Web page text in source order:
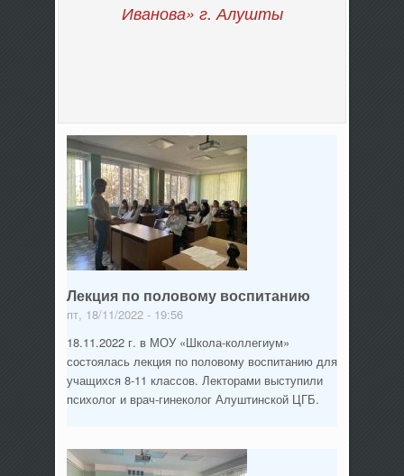
Иванова» г. Алушты
Лекция по половому воспитанию
пт, 18/11/2022 - 19:56
18.11.2022 г. в МОУ «Школа-коллегиум»
состоялась лекция по половому воспитанию для
учащихся 8-11 классов. Лекторами выступили
психолог и врач-гинеколог Алуштинской ЦГБ.